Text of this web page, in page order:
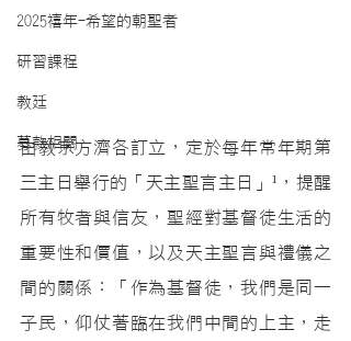
2025禧年-希望的朝聖者
研習課程
教廷
募款相關
由教宗方濟各訂立，定於每年常年期第
三主日舉行的「天主聖言主日」 ¹ ，提醒
所有牧者與信友，聖經對基督徒生活的
重要性和價值，以及天主聖言與禮儀之
間的關係：「作為基督徒，我們是同一
子民，仰仗著臨在我們中間的上主，走